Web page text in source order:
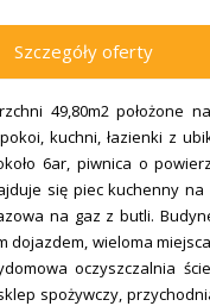
Szczegóły oferty
49,80m2 położone
kuchni, łazienki z
6ar, piwnica o
się piec kuchenny
na gaz z butli.
dojazdem, wieloma
oczyszczalnia
spożywczy,